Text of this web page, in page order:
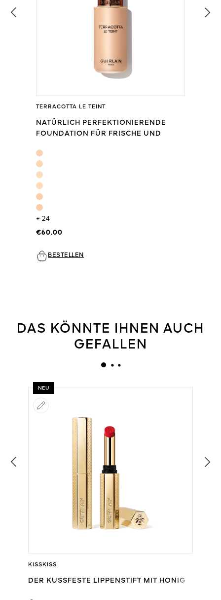
TERRACOTTA LE TEINT
NATÜRLICH PERFEKTIONIERENDE
FOUNDATION FÜR FRISCHE UND
HALT – OHNE ABFÄRBEN
+ 24
€60.00
BESTELLEN
DAS KÖNNTE IHNEN AUCH
GEFALLEN
NEU
KISSKISS
DER KUSSFESTE LIPPENSTIFT MIT HONIG